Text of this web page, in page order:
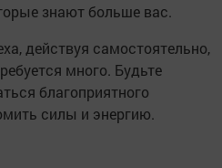
знают больше вас.
действуя самостоятельно,
много. Будьте
благоприятного
силы и энергию.